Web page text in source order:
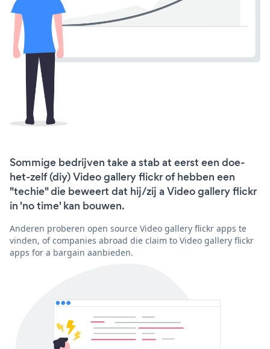
Sommige bedrijven take a stab at eerst een doe-
het-zelf (diy) Video gallery flickr of hebben een
"techie" die beweert dat hij/zij a Video gallery flickr
in 'no time' kan bouwen.
Anderen proberen open source Video gallery flickr apps te
vinden, of companies abroad die claim to Video gallery flickr
apps for a bargain aanbieden.